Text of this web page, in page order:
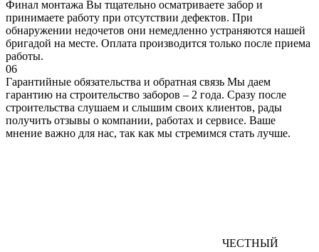
Финал монтажа Вы тщательно осматриваете забор и
принимаете работу при отсутствии дефектов. При
обнаружении недочетов они немедленно устраняются нашей
бригадой на месте. Оплата производится только после приема
работы.
06
Гарантийные обязательства и обратная связь Мы даем
гарантию на строительство заборов – 2 года. Сразу после
строительства слушаем и слышим своих клиентов, рады
получить отзывы о компании, работах и сервисе. Ваше
мнение важно для нас, так как мы стремимся стать лучше.
ЧЕСТНЫЙ